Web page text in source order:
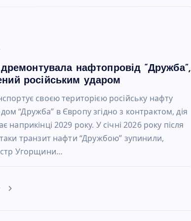
нафтопровід “Дружба”,
російським ударом
своєю територією російську нафту
“Дружба” в Європу згідно з контрактом, дія
наприкінці 2029 року. У січні 2026 року після
транзит нафти “Дружбою” зупинили,
Угорщини…